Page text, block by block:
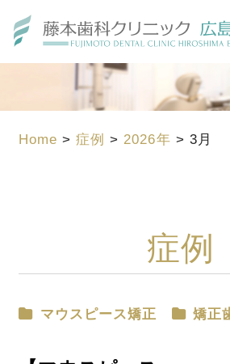
Home >症例 > 2026年 > 3月
症例
マウスピース矯正 矯正